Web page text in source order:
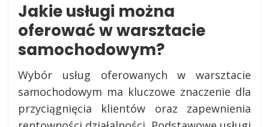
Jakie usługi można
oferować w warsztacie
samochodowym?
Wybór usług oferowanych w warsztacie
samochodowym ma kluczowe znaczenie dla
przyciągnięcia klientów oraz zapewnienia